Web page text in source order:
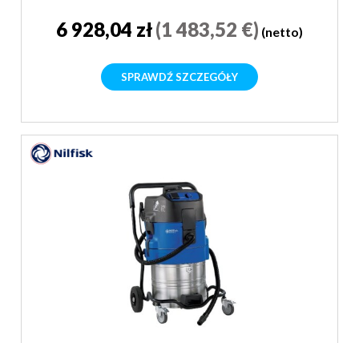
6 928,04 zł(1 483,52 €) (netto)
SPRAWDŹ SZCZEGÓŁY